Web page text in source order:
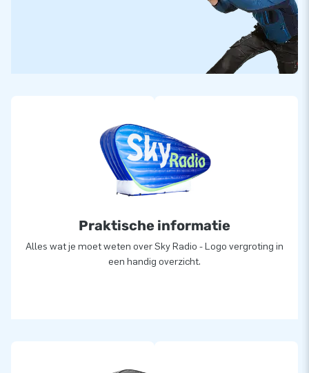
Praktische informatie
Alles wat je moet weten over Sky Radio - Logo vergroting in
een handig overzicht.